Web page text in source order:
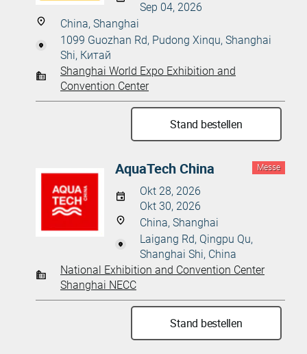
Sep 04, 2026
China, Shanghai
1099 Guozhan Rd, Pudong Xinqu, Shanghai
Shi, Китай
Shanghai World Expo Exhibition and
Convention Center
Stand bestellen
Messe
AquaTech China
Okt 28, 2026
Okt 30, 2026
China, Shanghai
Laigang Rd, Qingpu Qu,
Shanghai Shi, China
National Exhibition and Convention Center
Shanghai NECC
Stand bestellen